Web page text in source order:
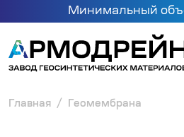
Главная Геомембрана
Минимальный